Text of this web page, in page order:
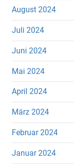
August 2024
Juli 2024
Juni 2024
Mai 2024
April 2024
März 2024
Februar 2024
Januar 2024